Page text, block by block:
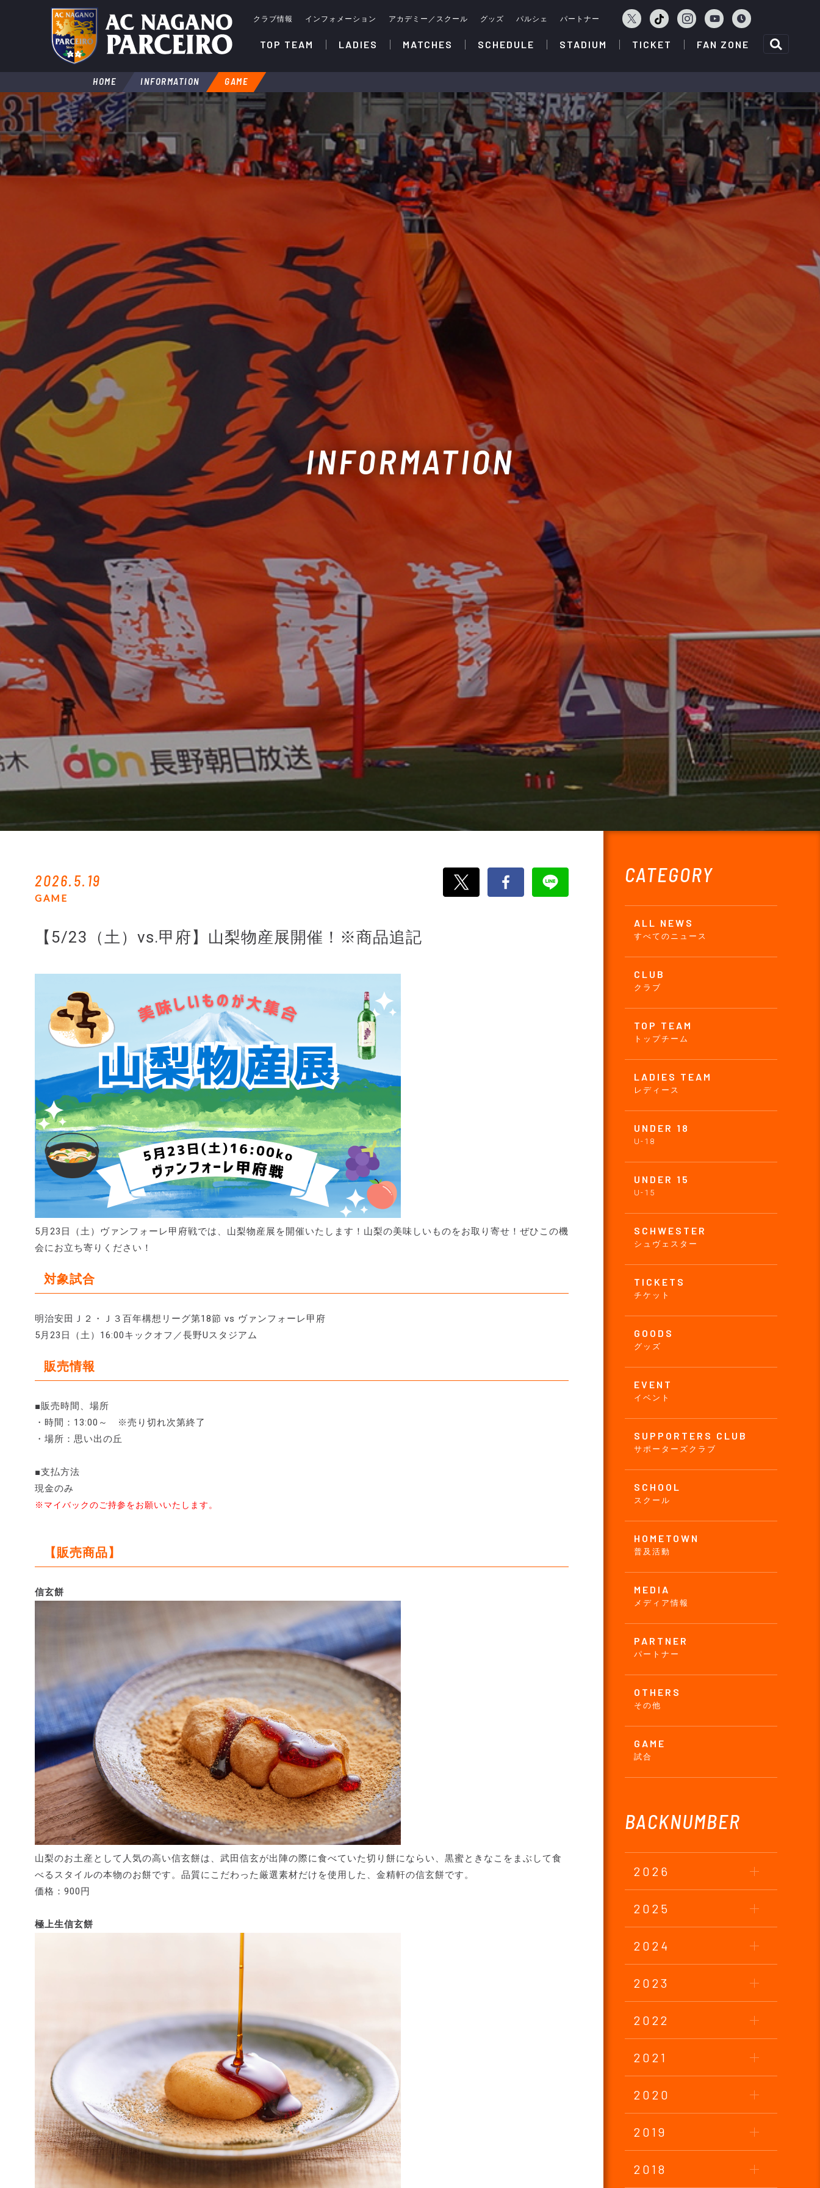
クラブ情報 インフォメーション アカデミー／スクール グッズ パルシェ パートナー
TOP TEAM LADIES MATCHES SCHEDULE STADIUM TICKET FAN ZONE
HOME INFORMATION GAME
INFORMATION
CATEGORY
ALL NEWS
すべてのニュース
CLUB
クラブ
TOP TEAM
トップチーム
LADIES TEAM
レディース
UNDER 18
U-18
UNDER 15
U-15
SCHWESTER
シュヴェスター
TICKETS
チケット
GOODS
グッズ
EVENT
イベント
SUPPORTERS CLUB
サポーターズクラブ
SCHOOL
スクール
HOMETOWN
普及活動
MEDIA
メディア情報
PARTNER
パートナー
OTHERS
その他
GAME
試合
BACKNUMBER
2026
2025
2024
2023
2022
2021
2020
2019
2018
2026.5.19
GAME
【5/23（土）vs.甲府】山梨物産展開催！※商品追記
5月23日（土）ヴァンフォーレ甲府戦では、山梨物産展を開催いたします！山梨の美味しいものをお取り寄せ！ぜひこの機
会にお立ち寄りください！
対象試合
明治安田Ｊ２・Ｊ３百年構想リーグ第18節 vs ヴァンフォーレ甲府
5月23日（土）16:00キックオフ／長野Uスタジアム
販売情報
■販売時間、場所
・時間：13:00～ ※売り切れ次第終了
・場所：思い出の丘
■支払方法
現金のみ
※マイバックのご持参をお願いいたします。
【販売商品】
信玄餅
山梨のお土産として人気の高い信玄餅は、武田信玄が出陣の際に食べていた切り餅にならい、黒蜜ときなこをまぶして食
べるスタイルの本物のお餅です。品質にこだわった厳選素材だけを使用した、金精軒の信玄餅です。
価格：900円
極上生信玄餅